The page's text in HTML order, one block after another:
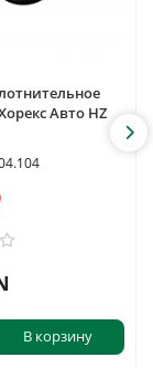
Авто HZ
В корзину